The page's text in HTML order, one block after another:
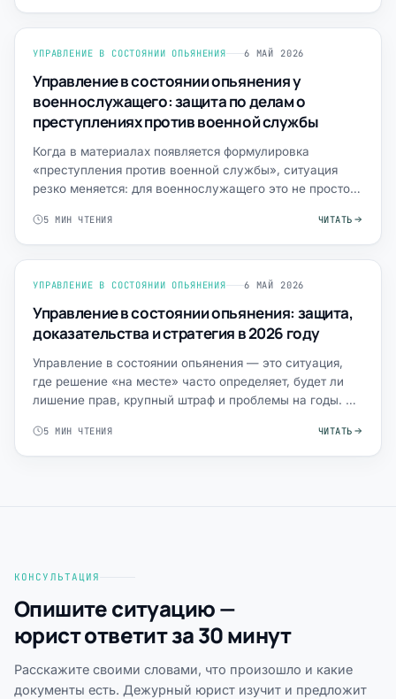
УПРАВЛЕНИЕ В СОСТОЯНИИ ОПЬЯНЕНИЯ 6 МАЙ 2026
Управление в состоянии опьянения у
военнослужащего: защита по делам о
преступлениях против военной службы
Когда в материалах появляется формулировка
«преступления против военной службы», ситуация
резко меняется: для военнослужащего это не просто
5 МИН ЧТЕНИЯ ЧИТАТЬ
УПРАВЛЕНИЕ В СОСТОЯНИИ ОПЬЯНЕНИЯ 6 МАЙ 2026
Управление в состоянии опьянения: защита,
доказательства и стратегия в 2026 году
Управление в состоянии опьянения — это ситуация,
где решение «на месте» часто определяет, будет ли
лишение прав, крупный штраф и проблемы на годы. На
5 МИН ЧТЕНИЯ ЧИТАТЬ
КОНСУЛЬТАЦИЯ
Опишите ситуацию —
юрист ответит за 30 минут
Расскажите своими словами, что произошло и какие
документы есть. Дежурный юрист изучит и предложит